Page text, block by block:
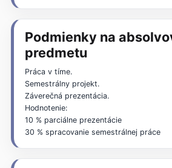
Podmienky na
predmetu
Práca v tíme.
Semestrálny projekt.
Záverečná prezentácia.
Hodnotenie:
10 % parciálne prezentácie
30 % spracovanie semestrálnej práce